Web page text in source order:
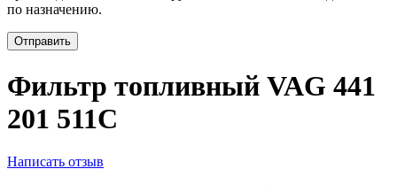
по назначению.
Отправить
Фильтр топливный VAG 441
201 511C
Написать отзыв